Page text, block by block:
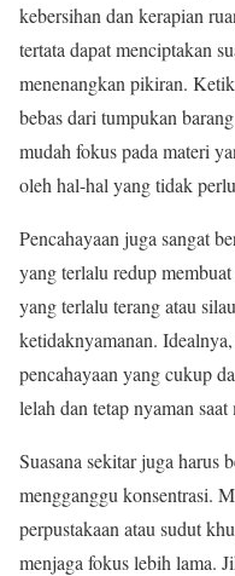
kebersihan dan kerapian
tertata dapat menciptakan
menenangkan pikiran.
bebas dari tumpukan
mudah fokus pada materi
oleh hal-hal yang tidak
Pencahayaan juga sangat
yang terlalu redup
yang terlalu terang atau
ketidaknyamanan.
pencahayaan yang cukup
lelah dan tetap nyaman
Suasana sekitar juga harus
mengganggu konsentrasi.
perpustakaan atau sudut
menjaga fokus lebih lama.